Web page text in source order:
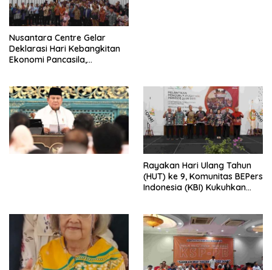
Nusantara Centre Gelar
Deklarasi Hari Kebangkitan
Ekonomi Pancasila,
Penjajahan (Pergolakan
Ekonomi Politik Indonesia) &
Simposium Nasional “Urgensi
Undang-Undang
Perekonomian Nasional dan
Kesejahteraan Sosial dalam
Rayakan Hari Ulang Tahun
(HUT) ke 9, Komunitas BEPers
Indonesia (KBI) Kukuhkan
Tema: “Penguatan dan
Pengembangan Organisasi
KBI yang Berbasis Riset di
seluruh Indonesia dan
Mancanegara”.